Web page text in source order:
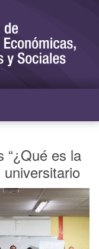
“¿Qué es la
universitario